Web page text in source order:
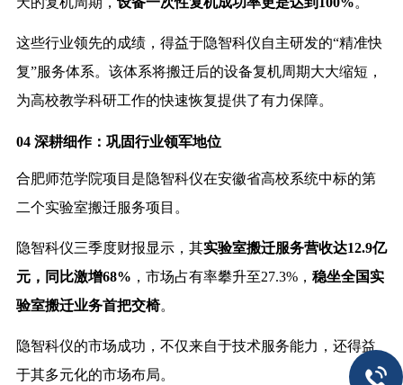
这些行业领先的成绩，得益于隐智科仪自主研发的“精准快
复”服务体系。该体系将搬迁后的设备复机周期大大缩短，
为高校教学科研工作的快速恢复提供了有力保障。
04 深耕细作：巩固行业领军地位
合肥师范学院项目是隐智科仪在安徽省高校系统中标的第
二个实验室搬迁服务项目。
隐智科仪三季度财报显示，其实验室搬迁服务营收达12.9亿
元，同比激增68% ，市场占有率攀升至27.3%， 稳坐全国实
验室搬迁业务首把交椅。
隐智科仪的市场成功，不仅来自于技术服务能力，还得益
于其多元化的市场布局。